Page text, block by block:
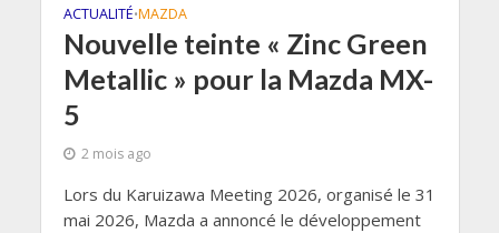
ACTUALITÉ•MAZDA
Nouvelle teinte « Zinc Green
Metallic » pour la Mazda MX-
5
2 mois ago
Lors du Karuizawa Meeting 2026, organisé le 31
mai 2026, Mazda a annoncé le développement